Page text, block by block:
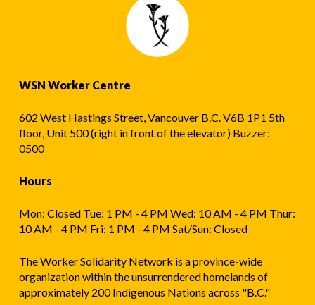
WSN Worker Centre
602 West Hastings Street, Vancouver B.C. V6B 1P1 5th
floor, Unit 500 (right in front of the elevator) Buzzer:
0500
Hours
Mon: Closed Tue: 1 PM - 4 PM Wed: 10 AM - 4 PM Thur:
10 AM - 4 PM Fri: 1 PM - 4 PM Sat/Sun: Closed
The Worker Solidarity Network is a province-wide
organization within the unsurrendered homelands of
approximately 200 Indigenous Nations across "B.C."